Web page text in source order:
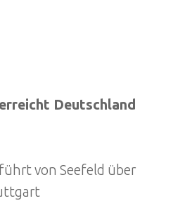
Deutschland
von Seefeld über